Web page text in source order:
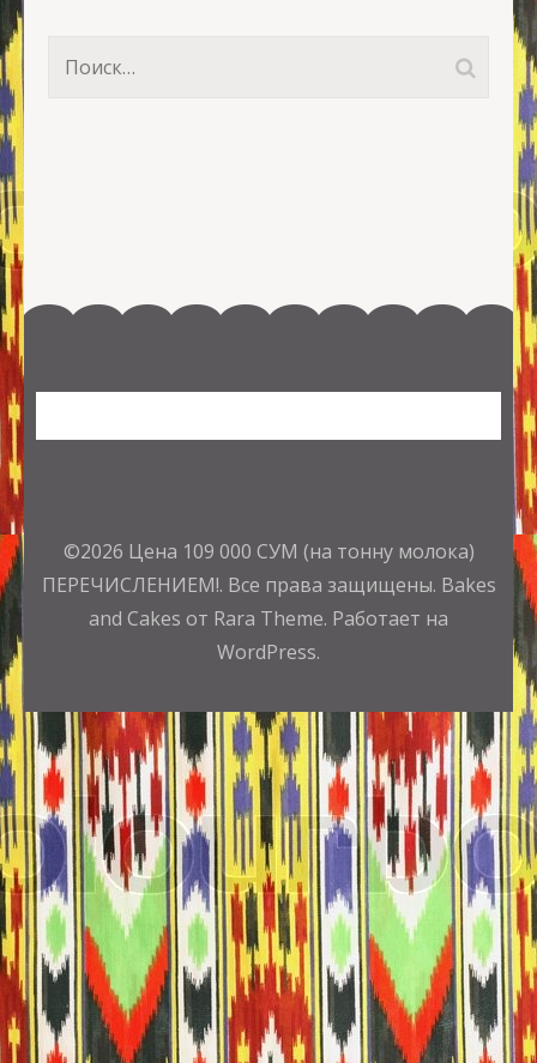
Найти:
©2026 Цена 109 000 СУМ (на тонну молока)
ПЕРЕЧИСЛЕНИЕМ!. Все права защищены. Bakes
and Cakes от Rara Theme. Работает на
WordPress.